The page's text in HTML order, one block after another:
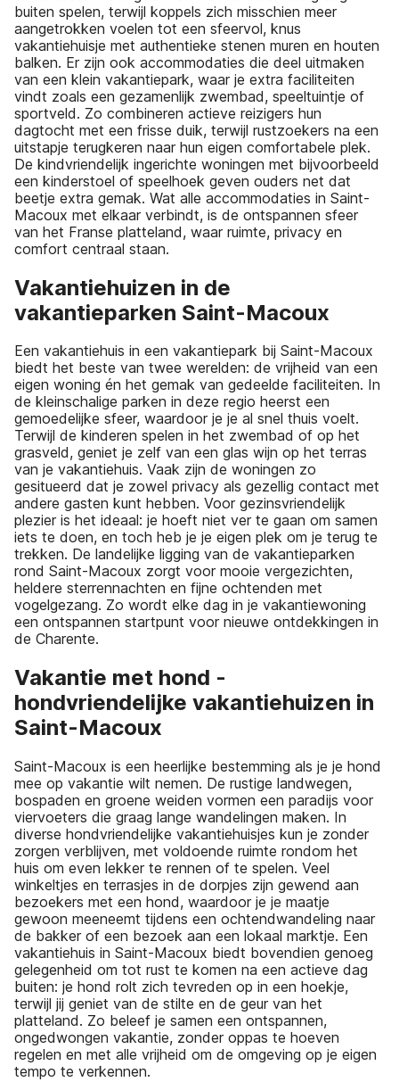
buiten spelen, terwijl koppels zich misschien meer
aangetrokken voelen tot een sfeervol, knus
vakantiehuisje met authentieke stenen muren en houten
balken. Er zijn ook accommodaties die deel uitmaken
van een klein vakantiepark, waar je extra faciliteiten
vindt zoals een gezamenlijk zwembad, speeltuintje of
sportveld. Zo combineren actieve reizigers hun
dagtocht met een frisse duik, terwijl rustzoekers na een
uitstapje terugkeren naar hun eigen comfortabele plek.
De kindvriendelijk ingerichte woningen met bijvoorbeeld
een kinderstoel of speelhoek geven ouders net dat
beetje extra gemak. Wat alle accommodaties in Saint-
Macoux met elkaar verbindt, is de ontspannen sfeer
van het Franse platteland, waar ruimte, privacy en
comfort centraal staan.
Vakantiehuizen in de
vakantieparken Saint-Macoux
Een vakantiehuis in een vakantiepark bij Saint-Macoux
biedt het beste van twee werelden: de vrijheid van een
eigen woning én het gemak van gedeelde faciliteiten. In
de kleinschalige parken in deze regio heerst een
gemoedelijke sfeer, waardoor je je al snel thuis voelt.
Terwijl de kinderen spelen in het zwembad of op het
grasveld, geniet je zelf van een glas wijn op het terras
van je vakantiehuis. Vaak zijn de woningen zo
gesitueerd dat je zowel privacy als gezellig contact met
andere gasten kunt hebben. Voor gezinsvriendelijk
plezier is het ideaal: je hoeft niet ver te gaan om samen
iets te doen, en toch heb je je eigen plek om je terug te
trekken. De landelijke ligging van de vakantieparken
rond Saint-Macoux zorgt voor mooie vergezichten,
heldere sterrennachten en fijne ochtenden met
vogelgezang. Zo wordt elke dag in je vakantiewoning
een ontspannen startpunt voor nieuwe ontdekkingen in
de Charente.
Vakantie met hond -
hondvriendelijke vakantiehuizen in
Saint-Macoux
Saint-Macoux is een heerlijke bestemming als je je hond
mee op vakantie wilt nemen. De rustige landwegen,
bospaden en groene weiden vormen een paradijs voor
viervoeters die graag lange wandelingen maken. In
diverse hondvriendelijke vakantiehuisjes kun je zonder
zorgen verblijven, met voldoende ruimte rondom het
huis om even lekker te rennen of te spelen. Veel
winkeltjes en terrasjes in de dorpjes zijn gewend aan
bezoekers met een hond, waardoor je je maatje
gewoon meeneemt tijdens een ochtendwandeling naar
de bakker of een bezoek aan een lokaal marktje. Een
vakantiehuis in Saint-Macoux biedt bovendien genoeg
gelegenheid om tot rust te komen na een actieve dag
buiten: je hond rolt zich tevreden op in een hoekje,
terwijl jij geniet van de stilte en de geur van het
platteland. Zo beleef je samen een ontspannen,
ongedwongen vakantie, zonder oppas te hoeven
regelen en met alle vrijheid om de omgeving op je eigen
tempo te verkennen.